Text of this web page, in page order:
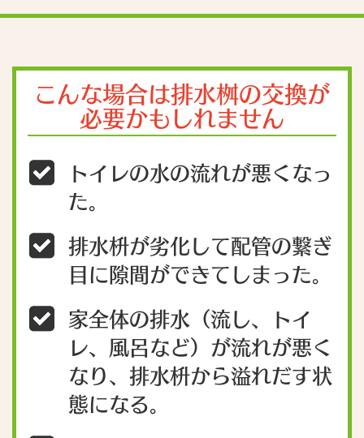
こんな場合は排水桝の交換が
必要かもしれません
トイレの水の流れが悪くなっ
た。
排水枡が劣化して配管の繋ぎ
目に隙間ができてしまった。
家全体の排水（流し、トイ
レ、風呂など）が流れが悪く
なり、排水枡から溢れだす状
態になる。